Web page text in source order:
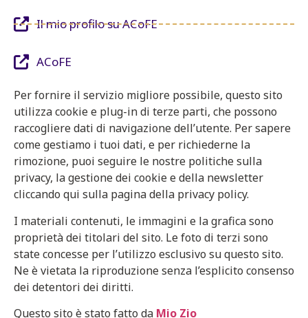
Il mio profilo su ACoFE
ACoFE
Per fornire il servizio migliore possibile, questo sito
utilizza cookie e plug-in di terze parti, che possono
raccogliere dati di navigazione dell’utente. Per sapere
come gestiamo i tuoi dati, e per richiederne la
rimozione, puoi seguire le nostre politiche sulla
privacy, la gestione dei cookie e della newsletter
cliccando qui sulla pagina della privacy policy.
I materiali contenuti, le immagini e la grafica sono
proprietà dei titolari del sito. Le foto di terzi sono
state concesse per l’utilizzo esclusivo su questo sito.
Ne è vietata la riproduzione senza l’esplicito consenso
dei detentori dei diritti.
Questo sito è stato fatto da Mio Zio